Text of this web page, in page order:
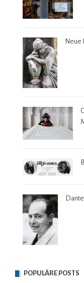
Neue
POPULÄRE POSTS